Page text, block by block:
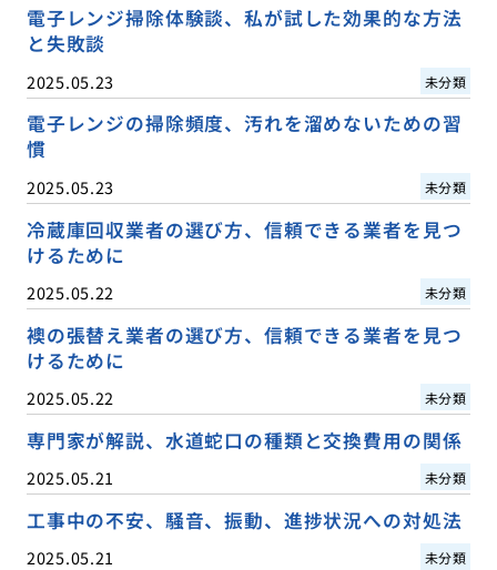
電子レンジ掃除体験談、私が試した効果的な方法
と失敗談
2025.05.23 未分類
電子レンジの掃除頻度、汚れを溜めないための習
慣
2025.05.23 未分類
冷蔵庫回収業者の選び方、信頼できる業者を見つ
けるために
2025.05.22 未分類
襖の張替え業者の選び方、信頼できる業者を見つ
けるために
2025.05.22 未分類
専門家が解説、水道蛇口の種類と交換費用の関係
2025.05.21 未分類
工事中の不安、騒音、振動、進捗状況への対処法
2025.05.21 未分類